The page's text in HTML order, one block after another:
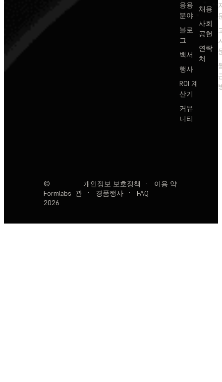
응용
분야
블로
그
백서
행사
ROI 계
산기
커뮤
니티
채용
사회
공헌
연락
처
©
Formlabs
2026
개인정보 보호정책 ·
이용 약
관
· 경품행사 · FAQ